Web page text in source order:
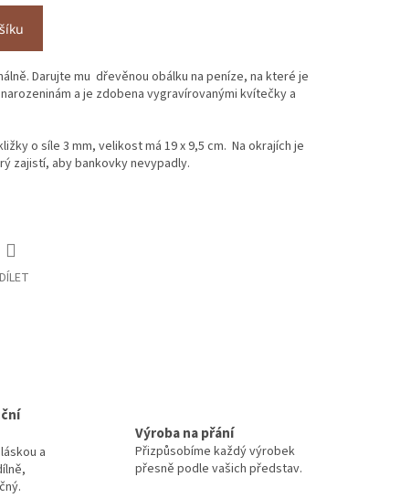
Darujte mu dřevěnou obálku na peníze, na které je
a je zdobena vygravírovanými kvítečky a
o síle 3 mm, velikost má 19 x 9,5 cm. Na okrajích je
zajistí, aby bankovky nevypadly.
a
Výroba na přání
Přizpůsobíme každý výrobek
přesně podle vašich představ.